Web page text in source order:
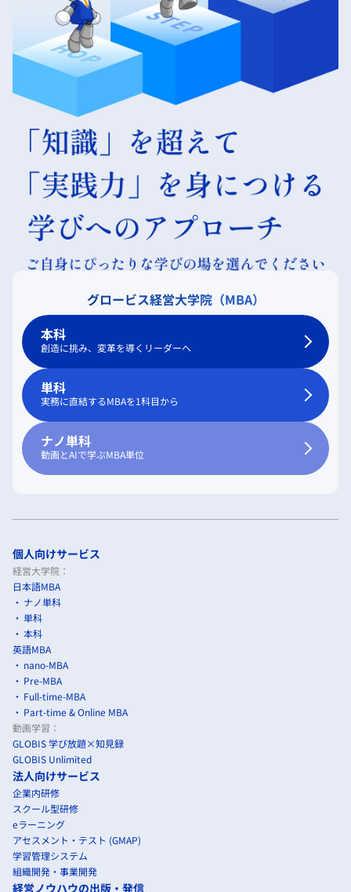
グロービス経営大学院（MBA）
本科
創造に挑み、変革を導くリーダーへ
単科
実務に直結するMBAを1科目から
ナノ単科
動画とAIで学ぶMBA単位
個人向けサービス
経営大学院：
日本語MBA
ナノ単科
単科
本科
英語MBA
nano-MBA
Pre-MBA
Full-time-MBA
Part-time & Online MBA
動画学習：
GLOBIS 学び放題×知見録
GLOBIS Unlimited
法人向けサービス
企業内研修
スクール型研修
eラーニング
アセスメント・テスト (GMAP)
学習管理システム
組織開発・事業開発
経営ノウハウの出版・発信